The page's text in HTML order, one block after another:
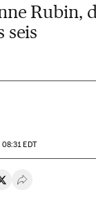
Rubin,
seis
EDT
en Whatsapp
en Facebook
Compartir en Twitter
Desplegar